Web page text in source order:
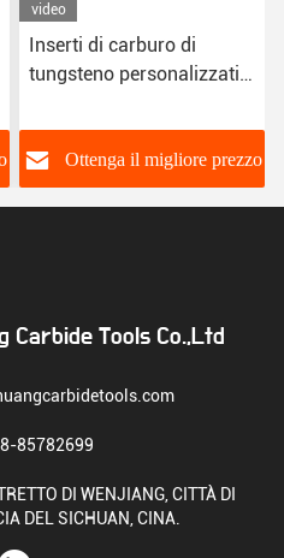
video
Inserti di carburo di
tungsteno personalizzati
del legno
Ottenga il migliore prezzo
Carbide Tools Co.,Ltd
85782699
DI WENJIANG, CITTÀ DI
DEL SICHUAN, CINA.